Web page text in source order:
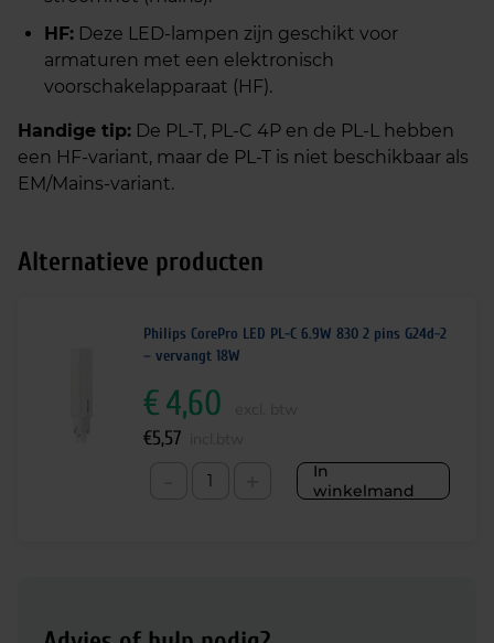
HF: Deze LED-lampen zijn geschikt voor
armaturen met een elektronisch
voorschakelapparaat (HF).
Handige tip: De PL-T, PL-C 4P en de PL-L hebben
een HF-variant, maar de PL-T is niet beschikbaar als
EM/Mains-variant.
Alternatieve producten
Philips CorePro LED PL-C 6.9W 830 2 pins G24d-2
– vervangt 18W
In
winkelmand
€4,60
€5,57